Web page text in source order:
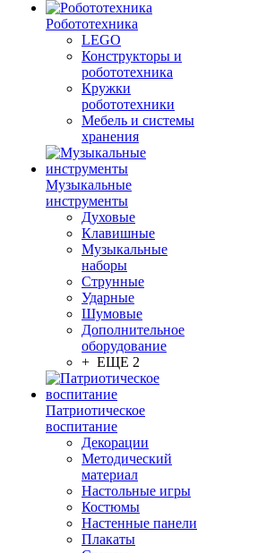
Робототехника
LEGO
Конструкторы и
робототехника
Кружки
робототехники
Мебель и системы
хранения
Музыкальные
инструменты
Духовые
Клавишные
Музыкальные
наборы
Струнные
Ударные
Шумовые
Дополнительное
оборудование
+ ЕЩЕ 2
Патриотическое
воспитание
Декорации
Методический
материал
Настольные игры
Костюмы
Настенные панели
Плакаты